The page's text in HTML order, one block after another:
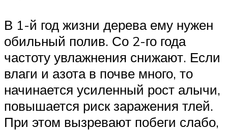
В 1-й год жизни дерева ему нужен
обильный полив. Со 2-го года
частоту увлажнения снижают. Если
влаги и азота в почве много, то
начинается усиленный рост алычи,
повышается риск заражения тлей.
При этом вызревают побеги слабо,